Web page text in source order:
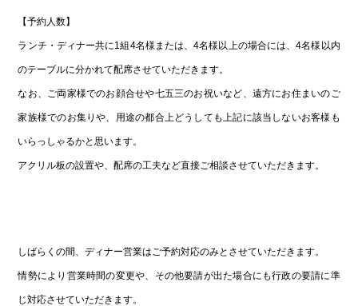
【予約人数】
ランチ・ディナー共に1組4名様または、4名様以上の場合には、4名様以内
のテーブルに分かれて配席させていただきます。
なお、ご両家様でのお顔合せや七五三のお祝いなど、遠方にお住まいのご
家族様でのお集りや、用途の都合上どうしても上記に該当しないお客様も
いらっしゃるかと思います。
アクリル板の設置や、配席の工夫など直接ご相談させていただきます。
しばらくの間、ディナー営業はご予約対応のみとさせていただきます。
情勢により営業時間の変更や、その他要請が出た場合にも行政の要請に準
じ対応させていただきます。